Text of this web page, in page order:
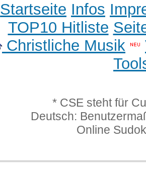
Startseite Infos
TOP10 Hitliste
Christliche Musik
* CSE steht für
Deutsch:
Online